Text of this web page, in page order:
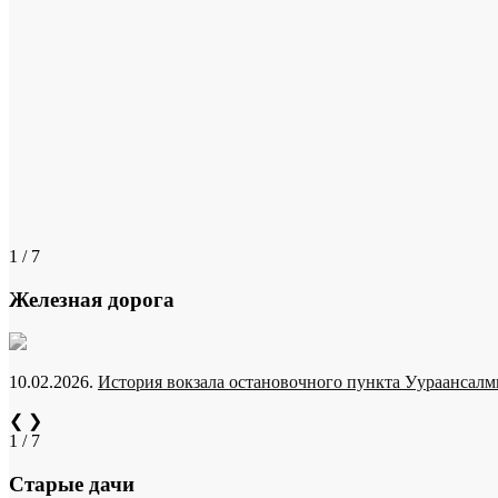
1 / 7
Железная дорога
10.02.2026. История вокзала остановочного пункта
❮ ❯
1 / 7
Старые дачи